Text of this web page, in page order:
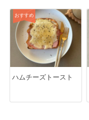
おすすめ
ハムチーズトースト